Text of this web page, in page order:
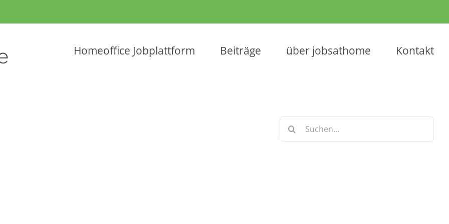
Homeoffice Jobplattform Beiträge über jobsathome Kontakt
Suche
nach: